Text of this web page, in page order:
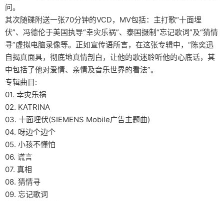
问。
其次随碟附送一张70分钟的VCD，MV包括：主打歌“十面埋
伏”、冯德伦于美国执导“幸灾乐祸”、泰国摄制“忘记歌词”及“猜情
寻”虚拟电脑录像等。正如宣传语所言，在这张专辑中，“陈奕迅
自揭真面具，彻底地真情剖白，让他的歌迷聆听他的心底话，其
中包括了他对爱情、亲情及音乐世界的看法”。
专辑曲目:
01. 幸灾乐祸
02. KATRINA
03. 十面埋伏(SIEMENS Mobile广告主题曲)
04. 呀边个边个
05. 小孩不懂怕
06. 谎言
07. 真相
08. 猜情寻
09. 忘记歌词